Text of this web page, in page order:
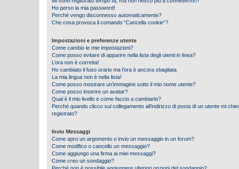
Ho perso la mia password!
Perché vengo disconnesso automaticamente?
Che cosa provoca il comando “Cancella cookie”?
Impostazioni e preferenze utente
Come cambio le mie impostazioni?
Come posso evitare di apparire nella lista degli utenti in linea?
L’ora non è corretta!
Ho cambiato il fuso orario ma l’ora è ancora sbagliata
La mia lingua non è nella lista!
Come posso mostrare un’immagine sotto il mio nome utente?
Come posso inserire un avatar?
Qual è il mio livello e come faccio a cambiarlo?
Perché quando clicco sul collegamento all’indirizzo di posta di un utente mi
registrato?
Invio Messaggi
Come apro un argomento o invio un messaggio in un forum?
Come modifico o cancello un messaggio?
Come aggiungo una firma ai miei messaggi?
Come creo un sondaggio?